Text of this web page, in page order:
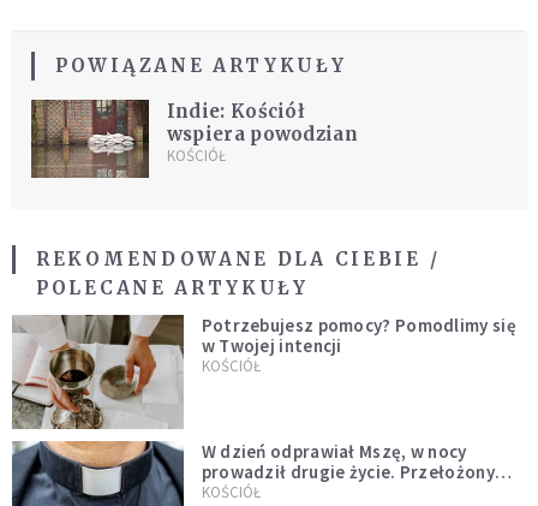
POWIĄZANE ARTYKUŁY
Indie: Kościół
wspiera powodzian
KOŚCIÓŁ
REKOMENDOWANE DLA CIEBIE /
POLECANE ARTYKUŁY
Potrzebujesz pomocy? Pomodlimy się
w Twojej intencji
KOŚCIÓŁ
W dzień odprawiał Mszę, w nocy
prowadził drugie życie. Przełożony
kazał mu opuścić zakon
KOŚCIÓŁ